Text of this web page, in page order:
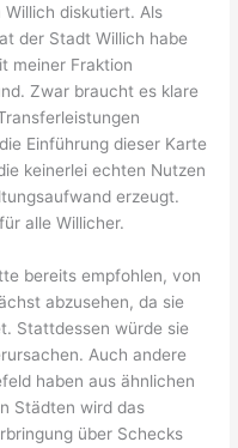
diskutiert. Als
der Stadt Willich habe
meiner Fraktion
Zwar braucht es klare
Einführung dieser Karte
keinerlei echten Nutzen
erzeugt.
alle Willicher.
bereits empfohlen, von
abzusehen, da sie
Stattdessen würde sie
Auch andere
haben aus ähnlichen
Städten wird das
über Schecks